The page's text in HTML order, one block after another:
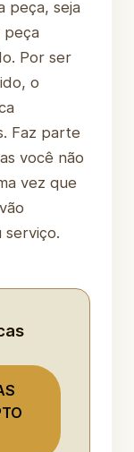
peça, seja
peça
Por ser
o
Faz parte
você não
vez que